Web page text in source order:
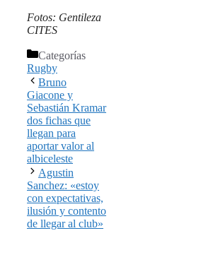
Fotos: Gentileza
CITES
Categorías
Rugby
Bruno
Giacone y
Sebastián Kramar
dos fichas que
llegan para
aportar valor al
albiceleste
Agustin
Sanchez: «estoy
con expectativas,
ilusión y contento
de llegar al club»